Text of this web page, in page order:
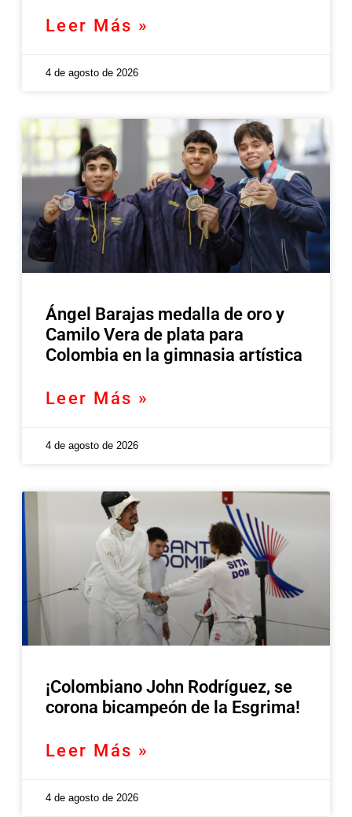
Leer Más »
4 de agosto de 2026
Ángel Barajas medalla de oro y
Camilo Vera de plata para
Colombia en la gimnasia artística
Leer Más »
4 de agosto de 2026
¡Colombiano John Rodríguez, se
corona bicampeón de la Esgrima!
Leer Más »
4 de agosto de 2026